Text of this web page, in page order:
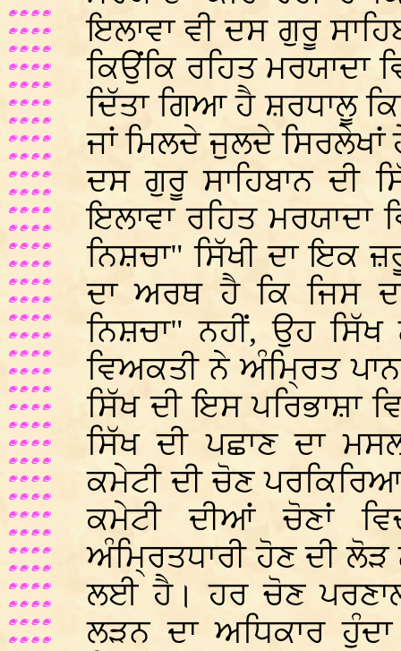
ਇਲਾਵਾ ਵੀ ਦਸ ਗੁਰੂ
ਕਿਉਂਕਿ ਰਹਿਤ ਮਰਯਾਦਾ
ਦਿੱਤਾ ਗਿਆ ਹੈ ਸ਼ਰਧਾਲੂ
ਜਾਂ ਮਿਲਦੇ ਜੁਲਦੇ
ਦਸ ਗੁਰੂ ਸਾਹਿਬਾਨ
ਇਲਾਵਾ ਰਹਿਤ
ਨਿਸ਼ਚਾ" ਸਿੱਖੀ ਦਾ
ਦਾ ਅਰਥ ਹੈ ਕਿ ਜਿਸ
ਨਿਸ਼ਚਾ" ਨਹੀਂ, ਉਹ
ਵਿਅਕਤੀ ਨੇ ਅੰਮ੍ਰਿਤ
ਸਿੱਖ ਦੀ ਇਸ ਪਰਿਭਾਸ਼ਾ
ਸਿੱਖ ਦੀ ਪਛਾਣ ਦਾ
ਕਮੇਟੀ ਦੀ ਚੋਣ
ਕਮੇਟੀ ਦੀਆਂ ਚੋਣਾਂ
ਅੰਮ੍ਰਿਤਧਾਰੀ ਹੋਣ ਦੀ
ਲਈ ਹੈ। ਹਰ ਚੋਣ
ਲੜਨ ਦਾ ਅਧਿਕਾਰ